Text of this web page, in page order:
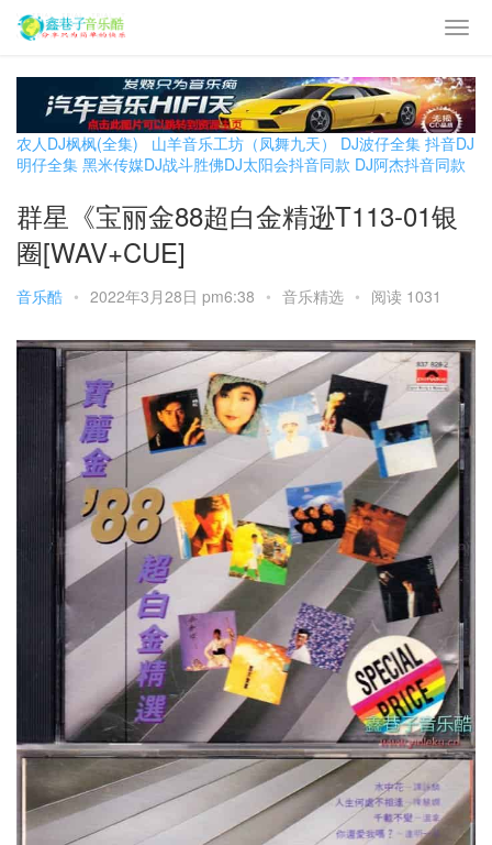
农人DJ枫枫(全集) 山羊音乐工坊（凤舞九天） DJ波仔全集 抖音DJ
明仔全集 黑米传媒DJ战斗胜佛DJ太阳会抖音同款 DJ阿杰抖音同款
群星《宝丽金88超白金精逊T113-01银
圈[WAV+CUE]
音乐酷 • 2022年3月28日 pm6:38 • 音乐精选 • 阅读 1031